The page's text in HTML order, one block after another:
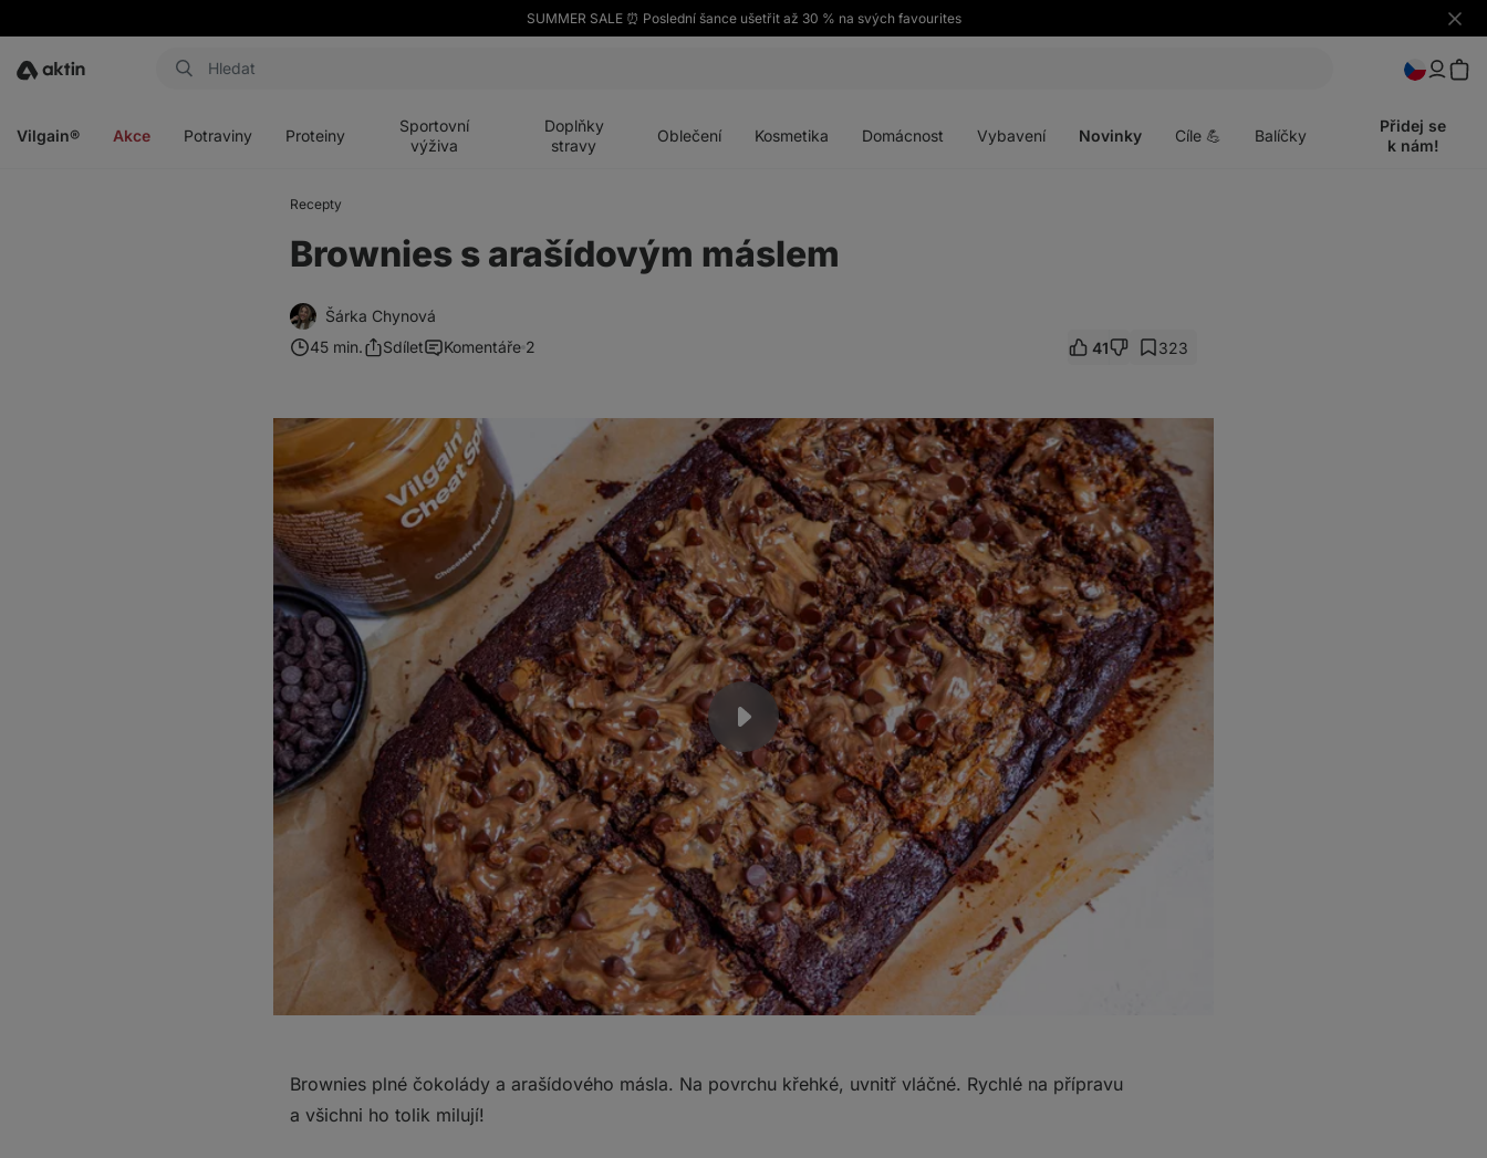
SUMMER SALE ⏰ Poslední šance ušetřit až 30 % na svých favourites
Skrýt
Aktin
Vilgain® Akce Potraviny Proteiny
Sportovní
výživa
Doplňky
stravy
Oblečení Kosmetika Domácnost Vybavení Novinky Cíle 💪 Balíčky
Přidej se
k nám!
Recepty
Brownies s arašídovým máslem
Šárka Chynová
45 min.
Sdílet Komentáře 2 41 323
Brownies plné čokolády a arašídového másla. Na povrchu křehké, uvnitř vláčné. Rychlé na přípravu
a všichni ho tolik milují!